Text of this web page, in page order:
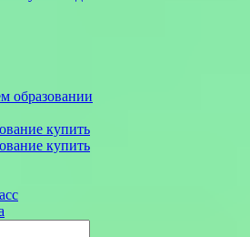
образовании
купить
купить